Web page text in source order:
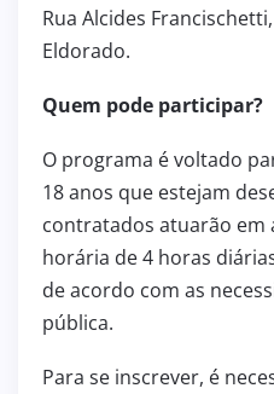
Rua Alcides
Eldorado.
Quem pode participar?
O programa é voltado
18 anos que estejam
contratados atuarão em
horária de 4 horas
de acordo com as
pública.
Para se inscrever, é